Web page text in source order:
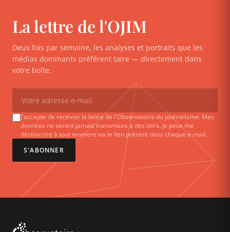
La lettre de l'OJIM
Deux fois par semaine, les analyses et portraits que les
médias dominants préfèrent taire — directement dans
votre boîte.
J'accepte de recevoir la lettre de l'Observatoire du journalisme. Mes
données ne seront jamais transmises à des tiers. Je peux me
désinscrire à tout moment via le lien présent dans chaque e-mail.
S'ABONNER